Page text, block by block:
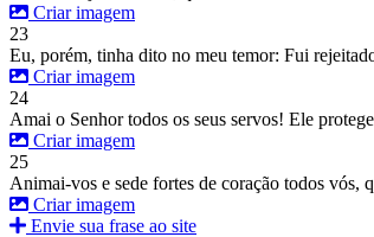
Criar imagem
23
Eu, porém, tinha dito no meu temor: Fui
Criar imagem
24
Amai o Senhor todos os seus servos! Ele
Criar imagem
25
Animai-vos e sede fortes de coração todos vós,
Criar imagem
Envie sua frase ao site